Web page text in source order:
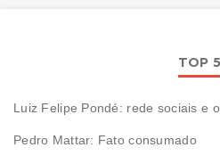
TOP 5
Luiz Felipe Pondé: rede sociais e
Pedro Mattar: Fato consumado